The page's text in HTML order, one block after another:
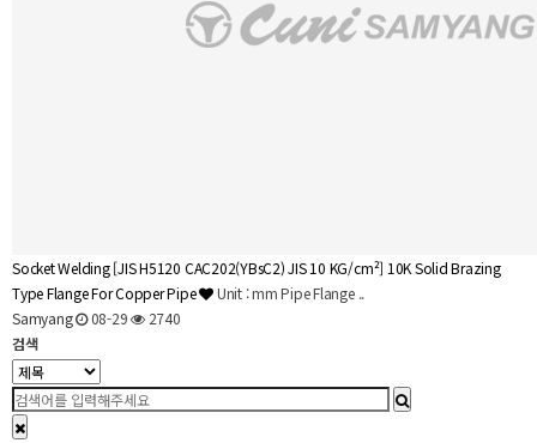
Socket Welding[JIS H5120 CAC202(YBsC2) JIS 10 KG/cm²] 10K Solid Brazing
Type Flange For Copper Pipe
Unit : mm Pipe Flange ..
Samyang
08-29
2740
검색